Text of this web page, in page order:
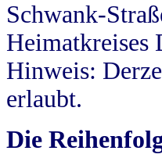
Schwank-
Heimatkreises
Hinweis:
erlaubt.
Die